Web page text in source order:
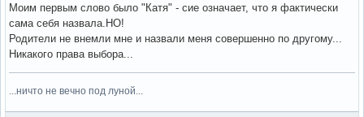
Моим первым слово было "Катя" - сие означает, что я фактически
сама себя назвала.НО!
Родители не внемли мне и назвали меня совершенно по другому...
Никакого права выбора...
...ничто не вечно под луной...